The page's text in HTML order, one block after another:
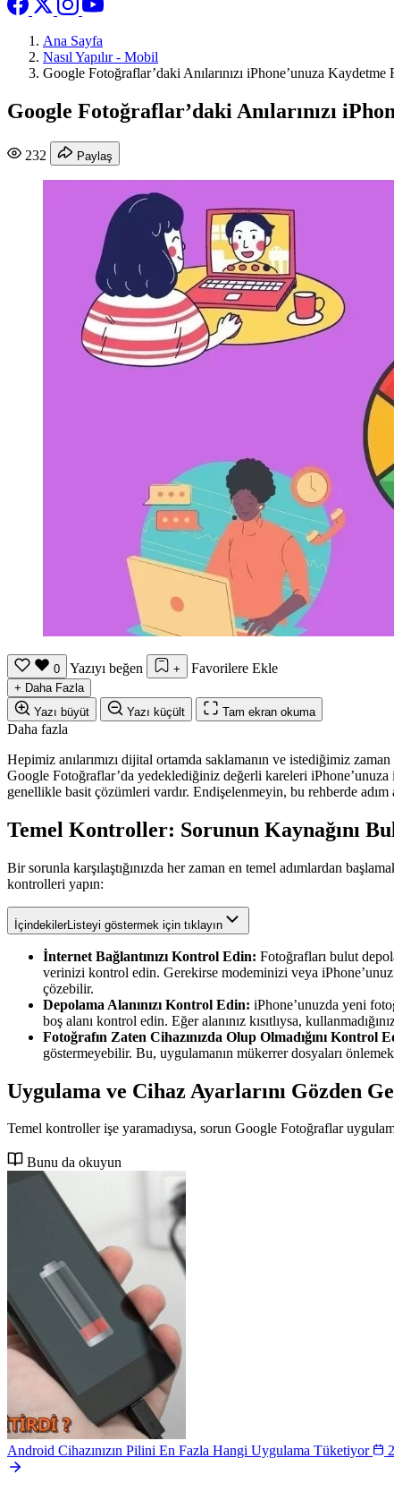
Ana Sayfa
Nasıl Yapılır - Mobil
Google Fotoğraflar’daki Anılarınızı iPhone’unuza
Google Fotoğraflar’daki Anılarınızı
232 Paylaş
0 Yazıyı beğen + Favorilere Ekle
+ Daha Fazla
Yazı büyüt
Yazı küçült Tam ekran okuma
Daha fazla
Hepimiz anılarımızı dijital ortamda saklamanın ve istediğimiz
Google Fotoğraflar’da yedeklediğiniz değerli kareleri iPhone’unuza
genellikle basit çözümleri vardır. Endişelenmeyin, bu rehberde
Temel Kontroller: Sorunun Kaynağını
Bir sorunla karşılaştığınızda her zaman en temel adımlardan
kontrolleri yapın:
İçindekilerListeyi göstermek için tıklayın
İnternet Bağlantınızı Kontrol Edin: Fotoğrafları bulut
verinizi kontrol edin. Gerekirse modeminizi veya
çözebilir.
Depolama Alanınızı Kontrol Edin: iPhone’unuzda yeni
boş alanı kontrol edin. Eğer alanınız kısıtlıysa,
Fotoğrafın Zaten Cihazınızda Olup Olmadığını Kontrol
göstermeyebilir. Bu, uygulamanın mükerrer dosyaları
Uygulama ve Cihaz Ayarlarını Gözden
Temel kontroller işe yaramadıysa, sorun Google Fotoğraflar
Bunu da okuyun
Android Cihazınızın Pilini En Fazla Hangi Uygulama Tüketiyor